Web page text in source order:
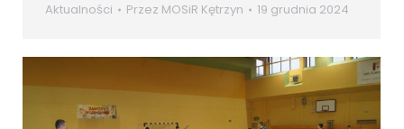
Aktualności Przez MOSiR Kętrzyn 19 grudnia 2024